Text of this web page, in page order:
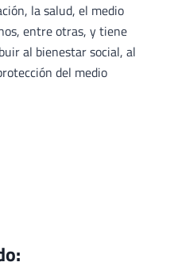
la salud, el medio
entre otras, y tiene
al bienestar social, al
del medio